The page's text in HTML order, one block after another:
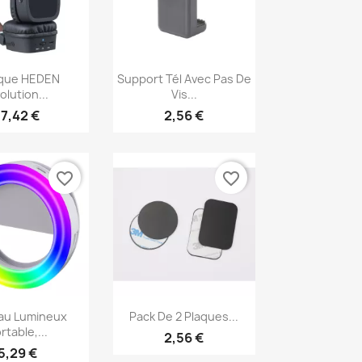
rapide
HEDEN
€
Aperçu rapide
Support Tél Avec Pas De
Vis...
2,56 €
rapide
Lumineux
€
favorite_border
Aperçu rapide
Pack De 2 Plaques...
2,56 €
favorite_border